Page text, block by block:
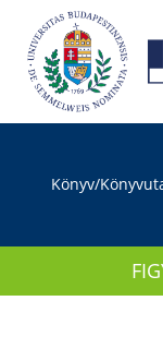
Könyv/